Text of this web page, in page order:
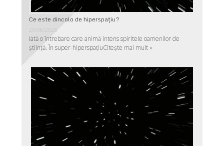
Ce este dincolo de hiperspaţiu?
29/06/2025
Iată o întrebare care animă intens spiritele oamenilor de
ştiinţă. În super-hiperspaţiuCitește mai mult »